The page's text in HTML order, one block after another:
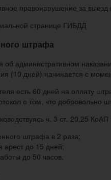
правонарушение за
странице ГИБДД
штрафа
об административном
(10 дней) начинается с
есть 60 дней на оплату
о том, что добровольно
ч. 3 ст. 20.25
штрафа в 2 раза;
арест до 15 дней;
до 50 часов.